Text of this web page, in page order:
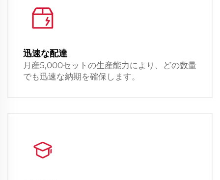
迅速な配達
月産5,000セットの生産能力により、どの数量
でも迅速な納期を確保します。